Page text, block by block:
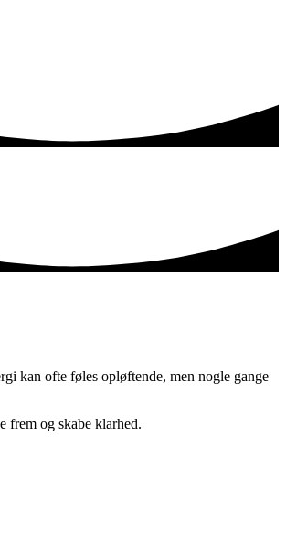
kan ofte føles opløftende, men nogle gange
frem og skabe klarhed.